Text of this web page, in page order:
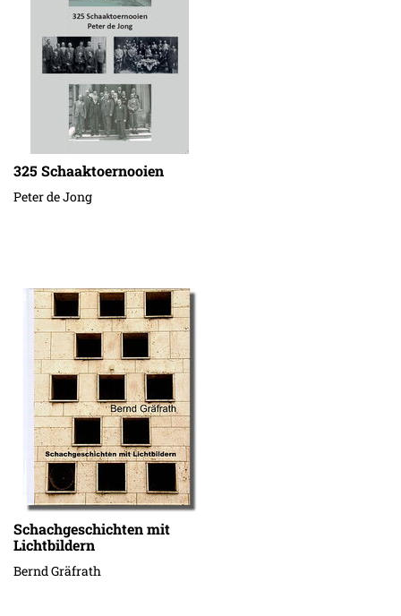
325 Schaaktoernooien
Peter de Jong
Schachgeschichten mit
Lichtbildern
Bernd Gräfrath